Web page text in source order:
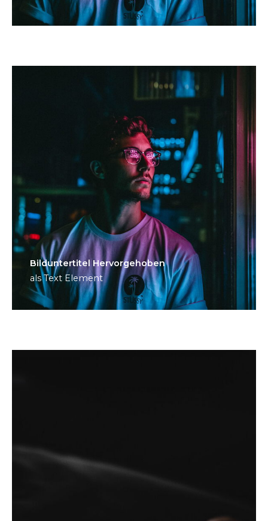
Bild­unter­titel Hervorgehoben
als Text Element